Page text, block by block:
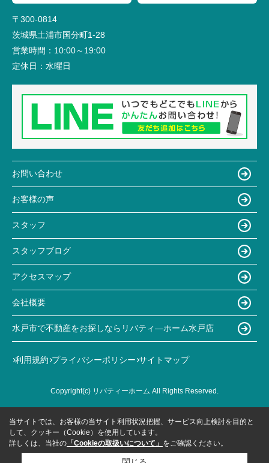
〒300-0814
茨城県土浦市国分町1-28
営業時間： 10:00～19:00
定休日： 水曜日
お問い合わせ
お客様の声
スタッフ
スタッフブログ
アクセスマップ
会社概要
水戸市で不動産をお探しならリバティ―ホーム水戸店
利用規約 プライバシーポリシー サイトマップ
Copyright(c) リバティーホーム All Rights Reserved.
当サイトでは、お客様の当サイト利用状況把握、サービス向上検討を目的と
して、クッキー（Cookie）を使用しています。
詳しくは、当社の 「Cookieの取扱いについて」 をご確認ください。